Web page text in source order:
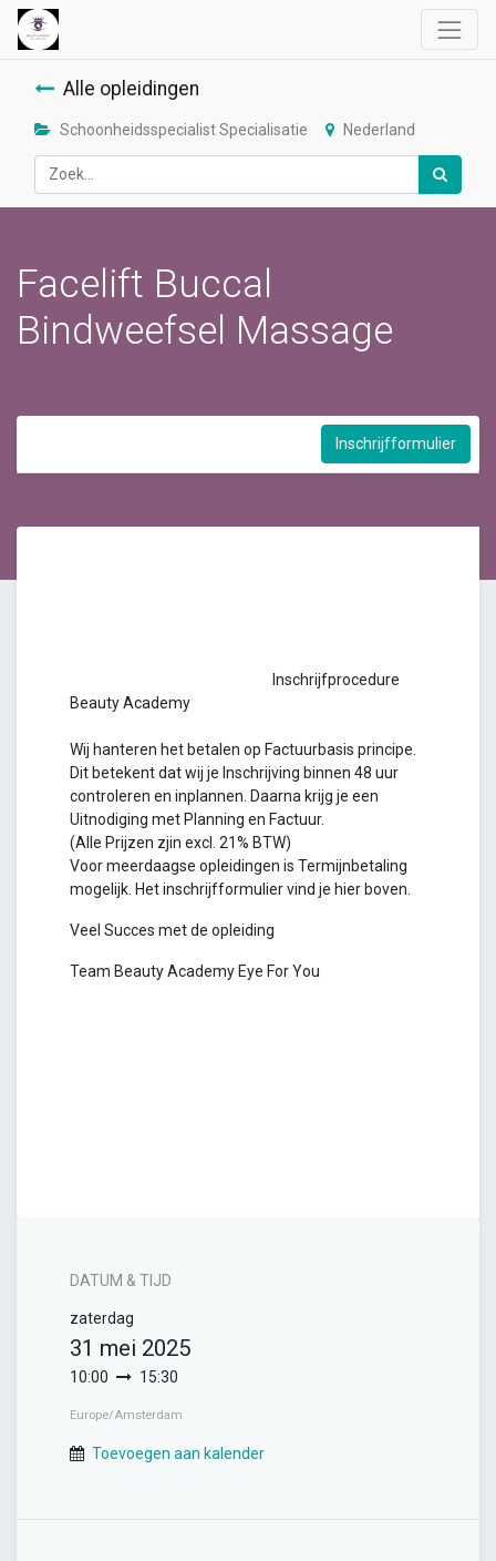
Alle opleidingen
Schoonheidsspecialist Specialisatie Nederland
Facelift Buccal
Bindweefsel Massage
Inschrijfformulier
Inschrijfprocedure
Beauty Academy
Wij hanteren het betalen op Factuurbasis principe.
Dit betekent dat wij je Inschrijving binnen 48 uur
controleren en inplannen. Daarna krijg je een
Uitnodiging met Planning en Factuur.
(Alle Prijzen zjin excl. 21% BTW)
Voor meerdaagse opleidingen is Termijnbetaling
mogelijk. Het inschrijfformulier vind je hier boven.
Veel Succes met de opleiding
Team Beauty Academy Eye For You
DATUM & TIJD
zaterdag
31 mei 2025
10:00 15:30
Europe/Amsterdam
Toevoegen aan kalender